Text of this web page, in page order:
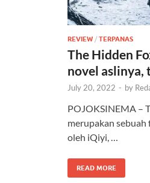
REVIEW / TERPANAS
The Hidden
novel aslinya,
July 20, 2022 - by
POJOKSINEMA –
merupakan
oleh iQiyi, …
READ MORE